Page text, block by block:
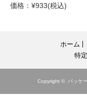
価格：¥933(税込)
ホーム
特
Copyright © パッケ